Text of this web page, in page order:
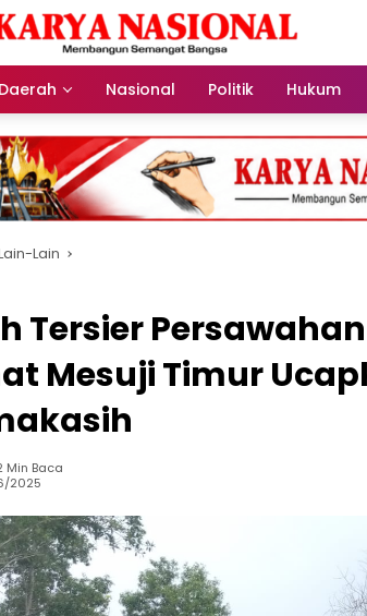
Daerah Nasional Politik Hukum
Lain
Tersier
Mesuji Timur
Min Baca
2025